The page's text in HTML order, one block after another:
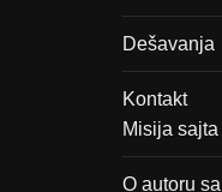
Dešavanja
Kontakt
Misija
O autoru